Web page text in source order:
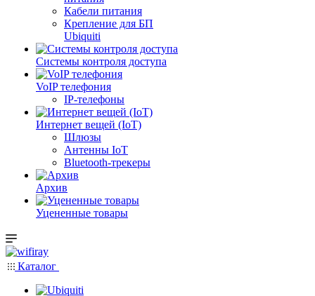
Кабели питания
Крепление для БП
Ubiquiti
Системы контроля доступа
VoIP телефония
IP-телефоны
Интернет вещей (IoT)
Шлюзы
Антенны IoT
Bluetooth-трекеры
Архив
Уцененные товары
Каталог